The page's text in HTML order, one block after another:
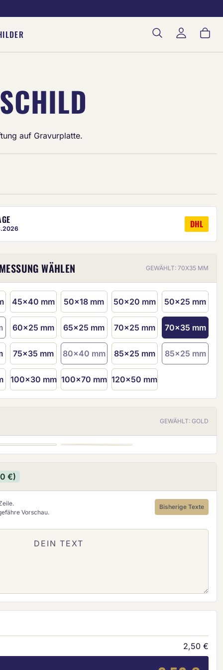
ist eine ungefähre Vorschau.
auf Gravurplatte.
DHL
WÄHLEN GEWÄHLT: 70X35 MM
45x40 mm 50x18 mm 50x20 mm 50x25 mm
Option ist zurzeit nicht verfügbar.)
60x25 mm 65x25 mm 70x25 mm 70x35 mm
75x35 mm 80x40 mm
(Diese Option ist zurzeit nicht verfügbar.)
85x25 mm 85x25 mm
(Diese
100x30 mm 100x70 mm 120x50 mm
GEWÄHLT: GOLD
SILBER BRONZE
(Diese Option ist zurzeit nicht verfügbar.)
€)
Vorschau.
Bisherige Texte
2,50 €